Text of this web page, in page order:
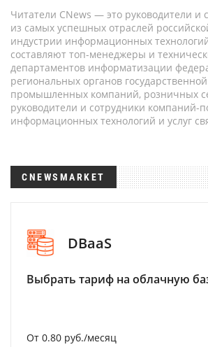
Читатели CNews — это руководители и
из самых успешных отраслей
индустрии информационных
составляют топ-менеджеры и
департаментов информатизации
региональных органов
промышленных компаний, розничных
руководители и сотрудники компаний-
информационных технологий и услуг
CNEWSMARKET
DBaaS
Выбрать тариф на облачную
От 0.80 руб./месяц